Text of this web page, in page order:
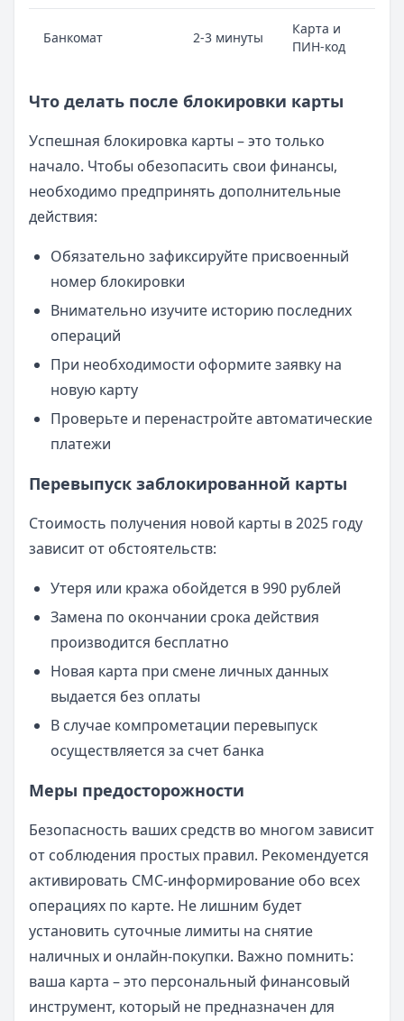
Банкомат 2-3 минуты
Карта и
ПИН-код
Что делать после блокировки карты
Успешная блокировка карты – это только
начало. Чтобы обезопасить свои финансы,
необходимо предпринять дополнительные
действия:
Обязательно зафиксируйте присвоенный
номер блокировки
Внимательно изучите историю последних
операций
При необходимости оформите заявку на
новую карту
Проверьте и перенастройте автоматические
платежи
Перевыпуск заблокированной карты
Стоимость получения новой карты в 2025 году
зависит от обстоятельств:
Утеря или кража обойдется в 990 рублей
Замена по окончании срока действия
производится бесплатно
Новая карта при смене личных данных
выдается без оплаты
В случае компрометации перевыпуск
осуществляется за счет банка
Меры предосторожности
Безопасность ваших средств во многом зависит
от соблюдения простых правил. Рекомендуется
активировать СМС-информирование обо всех
операциях по карте. Не лишним будет
установить суточные лимиты на снятие
наличных и онлайн-покупки. Важно помнить:
ваша карта – это персональный финансовый
инструмент, который не предназначен для